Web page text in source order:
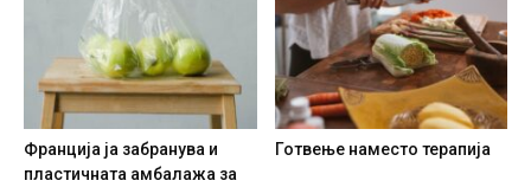
Франција ја забранува и
пластичната амбалажа за
Готвење наместо терапија